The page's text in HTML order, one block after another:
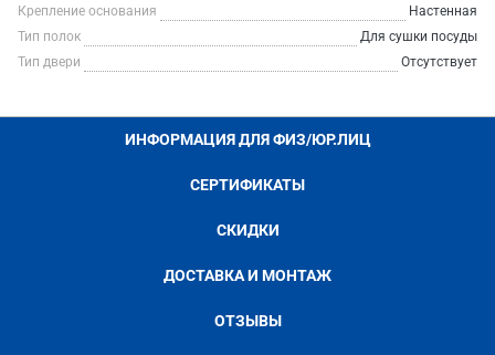
Крепление основания
Настенная
Тип полок
Для сушки посуды
Тип двери
Отсутствует
ИНФОРМАЦИЯ ДЛЯ ФИЗ/ЮР.ЛИЦ
СЕРТИФИКАТЫ
СКИДКИ
ДОСТАВКА И МОНТАЖ
ОТЗЫВЫ